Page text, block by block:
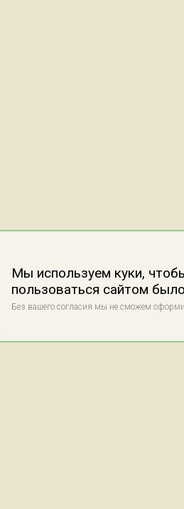
Мы используем куки,
пользоваться сайтом
Без вашего согласия мы не сможем